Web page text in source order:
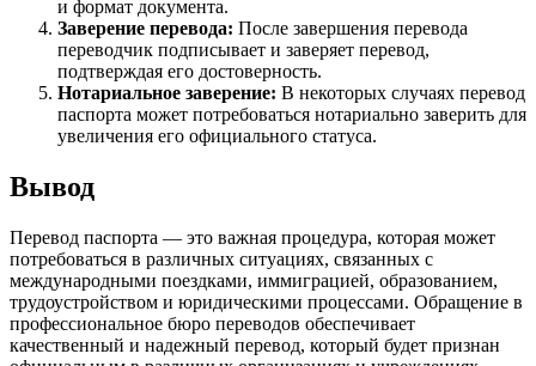
и формат документа.
Заверение перевода: После завершения перевода
переводчик подписывает и заверяет перевод,
подтверждая его достоверность.
Нотариальное заверение: В некоторых случаях перевод
паспорта может потребоваться нотариально заверить для
увеличения его официального статуса.
Вывод
Перевод паспорта — это важная процедура, которая может
потребоваться в различных ситуациях, связанных с
международными поездками, иммиграцией, образованием,
трудоустройством и юридическими процессами. Обращение в
профессиональное бюро переводов обеспечивает
качественный и надежный перевод, который будет признан